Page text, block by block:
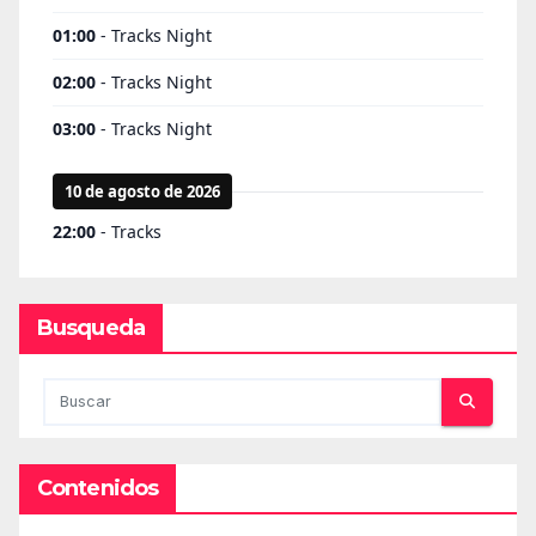
Busqueda
Contenidos